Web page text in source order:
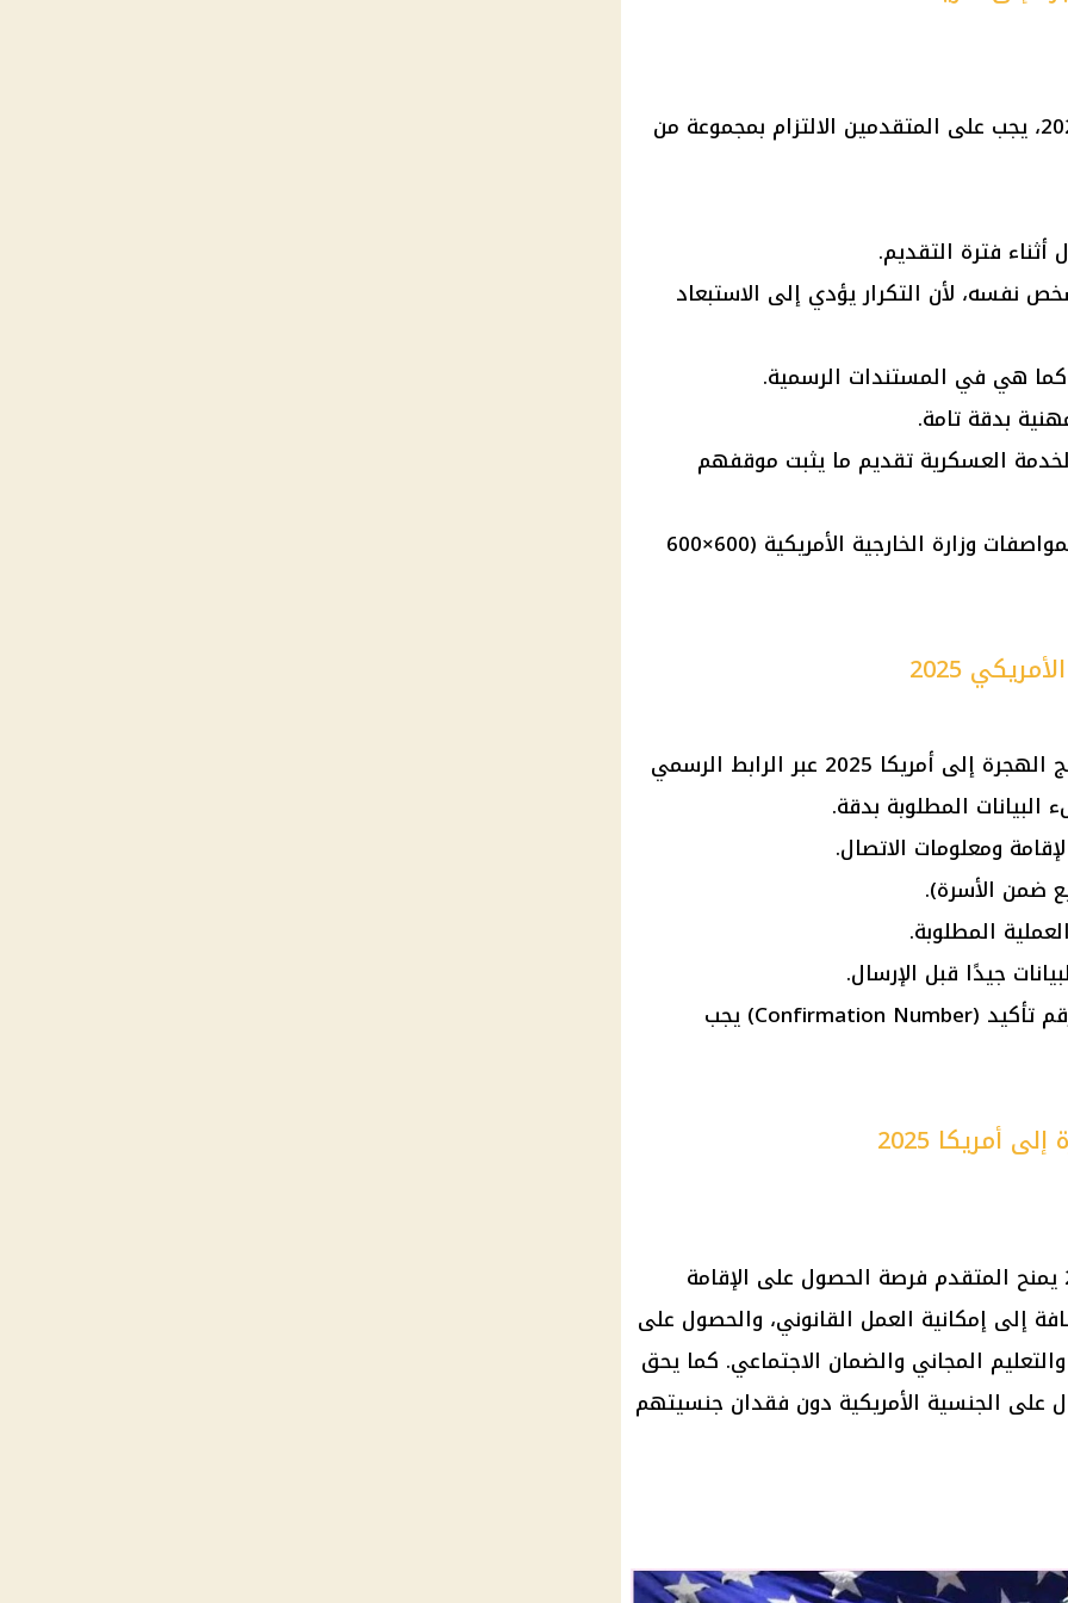
2025، يجب على المتقدمين الالتزام بمجموعة من
فترة التقديم.
نفسه، لأن التكرار يؤدي إلى الاستبعاد
كما هي في المستندات الرسمية.
بدقة تامة.
العسكرية تقديم ما يثبت موقفهم
وزارة الخارجية الأمريكية (600×600
2025
الهجرة إلى أمريكا
البيانات المطلوبة بدقة.
ومعلومات الاتصال.
ضمن الأسرة).
المطلوبة.
جيدًا قبل الإرسال.
بعد الإرسال، يحصل المتقدم على رقم تأكيد (Confirmation Number) يجب
أمريكا 2025
2025 يمنح المتقدم فرصة الحصول على الإقامة
إلى إمكانية العمل القانوني، والحصول على
المجاني والضمان الاجتماعي. كما يحق
على الجنسية الأمريكية دون فقدان جنسيتهم